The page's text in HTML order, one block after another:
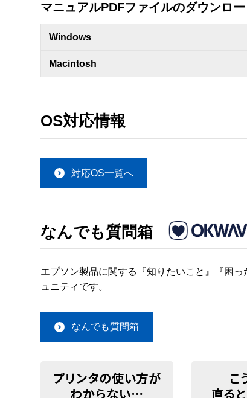
マニュアルPDFファイルのダウンロ
Windows
Macintosh
OS対応情報
対応OS一覧へ
なんでも質問箱
エプソン製品に関する『知りたいこと』『困
ュニティです。
なんでも質問箱